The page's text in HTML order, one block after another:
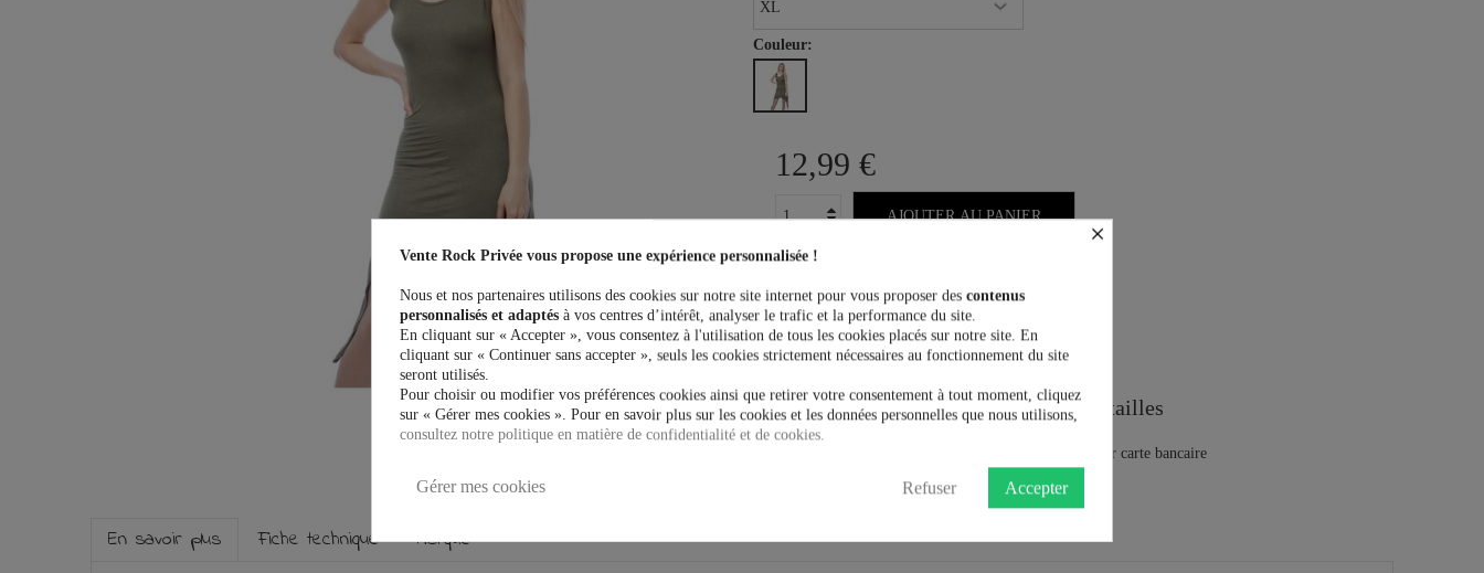
Couleur:
12,99 €
AJOUTER AU PANIER
Plus que 100,00 €et la livraison est offerte !
Guide des tailles
En savoir plus Fiche technique Marque
×
Vente Rock Privée vous propose une expérience personnalisée !
Nous et nos partenaires utilisons des cookies sur notre site internet pour vous proposer des contenus
personnalisés et adaptés à vos centres d’intérêt, analyser le trafic et la performance du site.
En cliquant sur « Accepter », vous consentez à l'utilisation de tous les cookies placés sur notre site. En
cliquant sur « Continuer sans accepter », seuls les cookies strictement nécessaires au fonctionnement du site
seront utilisés.
Pour choisir ou modifier vos préférences cookies ainsi que retirer votre consentement à tout moment, cliquez
sur « Gérer mes cookies ». Pour en savoir plus sur les cookies et les données personnelles que nous utilisons,
consultez notre politique en matière de confidentialité et de cookies.
Accepter
Refuser
Gérer mes cookies